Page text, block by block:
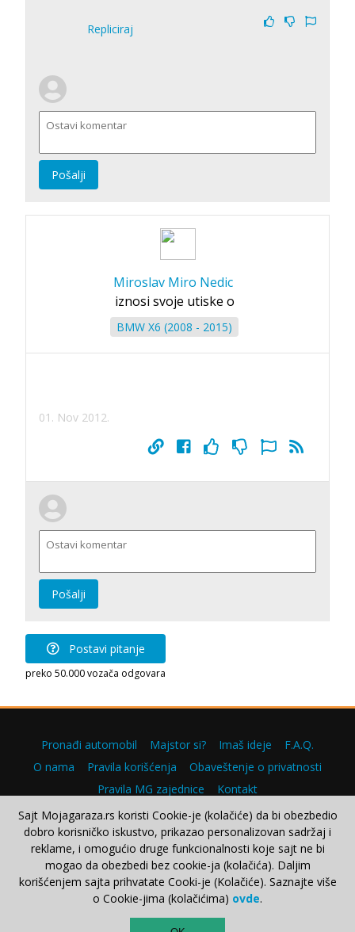
Repliciraj
Pošalji
Miroslav Miro Nedic
iznosi svoje utiske o
BMW X6 (2008 - 2015)
01. Nov 2012.
Pošalji
Postavi pitanje
preko 50.000 vozača odgovara
Pronađi automobil Majstor si? Imaš ideje
F.A.Q.
O nama
Pravila korišćenja
Obaveštenje o privatnosti
Pravila MG zajednice
Kontakt
Copyright © 2000–2026.
Sajt Mojagaraza.rs koristi Cookie-je (kolačiće) da bi obezbedio
dobro korisničko iskustvo, prikazao personalizovan sadržaj i
reklame, i omogućio druge funkcionalnosti koje sajt ne bi
mogao da obezbedi bez cookie-ja (kolačića). Daljim
korišćenjem sajta prihvatate Cooki-je (Kolačiće). Saznajte više
o Cookie-jima (kolačićima) ovde.